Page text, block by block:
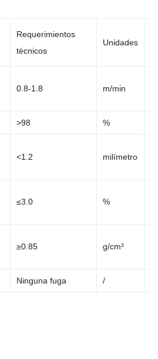
Requerimientos
técnicos
Unidades
0.8-1.8 m/min
>98 %
<1.2 milímetro
≤3.0 %
≥0.85 g/cm³
Ninguna fuga /